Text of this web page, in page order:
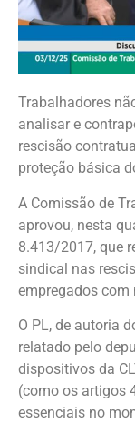
Trabalhadores
analisar e
rescisão
proteção básica
A Comissão de
aprovou, nesta
8.413/2017, que
sindical nas
empregados com
O PL, de autoria
relatado pelo
dispositivos da
(como os artigos
essenciais no